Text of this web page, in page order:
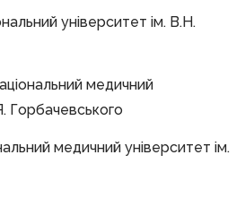
університет ім. В.Н.
медичний
Горбачевського
медичний університет ім.